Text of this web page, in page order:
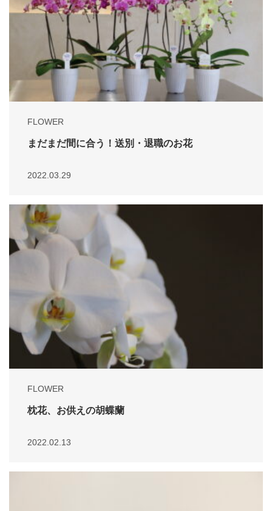
FLOWER
まだまだ間に合う！送別・退職のお花
2022.03.29
FLOWER
枕花、お供えの胡蝶蘭
2022.02.13